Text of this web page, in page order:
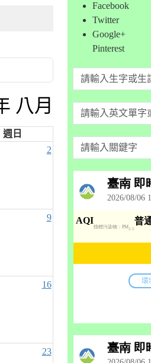
八月
週日
2
9
16
23
Facebook
Twitter
Google+
Pinterest
請輸入生字或生詞
請輸入英文單字
請輸入關鍵字